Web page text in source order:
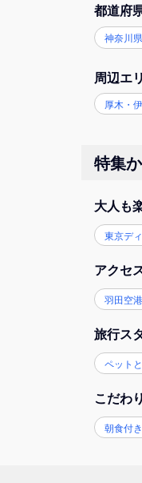
都道府
神奈川県
周辺エ
厚木・
特集
大人も
東京デ
アクセ
羽田空
旅行ス
ペット
こだわ
朝食付き